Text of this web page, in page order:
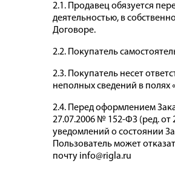
2.1. Продавец обязуется
деятельностью, в
Договоре.
2.2. Покупатель
2.3. Покупатель несет
неполных сведений в полях
2.4. Перед оформлением
27.07.2006 № 152-ФЗ (ред. от
уведомлений о состоянии
Пользователь может
почту info@rigla.ru